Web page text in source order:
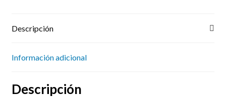
Descripción
Información adicional
Descripción